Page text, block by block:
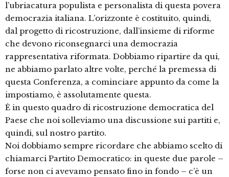
l’ubriacatura populista e personalista di questa povera
democrazia italiana. L’orizzonte è costituito, quindi,
dal progetto di ricostruzione, dall’insieme di riforme
che devono riconsegnarci una democrazia
rappresentativa riformata. Dobbiamo ripartire da qui,
ne abbiamo parlato altre volte, perché la premessa di
questa Conferenza, a cominciare appunto da come la
impostiamo, è assolutamente questa.
È in questo quadro di ricostruzione democratica del
Paese che noi solleviamo una discussione sui partiti e,
quindi, sul nostro partito.
Noi dobbiamo sempre ricordare che abbiamo scelto di
chiamarci Partito Democratico: in queste due parole –
forse non ci avevamo pensato fino in fondo – c’è un